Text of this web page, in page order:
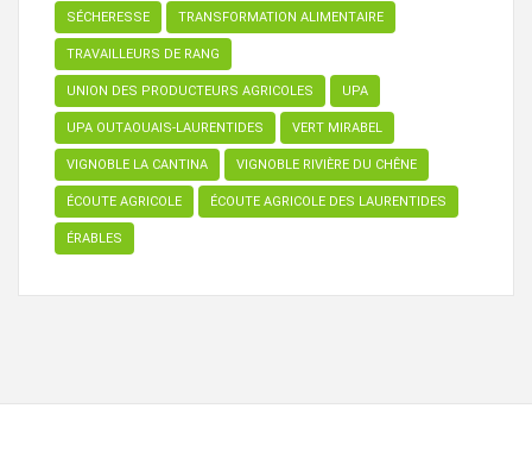
SÉCHERESSE TRANSFORMATION ALIMENTAIRE
TRAVAILLEURS DE RANG
UNION DES PRODUCTEURS AGRICOLES UPA
UPA OUTAOUAIS-LAURENTIDES VERT MIRABEL
VIGNOBLE LA CANTINA VIGNOBLE RIVIÈRE DU CHÊNE
ÉCOUTE AGRICOLE ÉCOUTE AGRICOLE DES LAURENTIDES
ÉRABLES